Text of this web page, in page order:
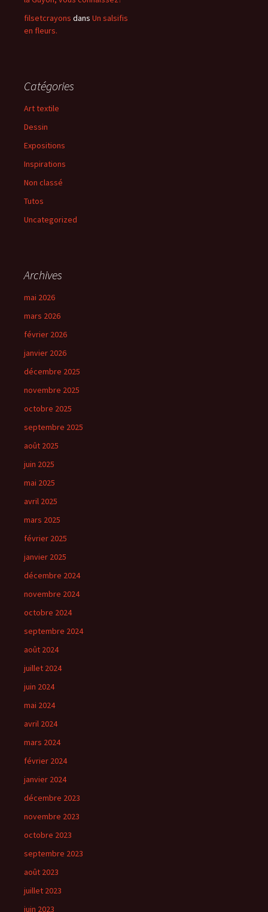
filsetcrayons dans Un salsifis
en fleurs.
Catégories
Art textile
Dessin
Expositions
Inspirations
Non classé
Tutos
Uncategorized
Archives
mai 2026
mars 2026
février 2026
janvier 2026
décembre 2025
novembre 2025
octobre 2025
septembre 2025
août 2025
juin 2025
mai 2025
avril 2025
mars 2025
février 2025
janvier 2025
décembre 2024
novembre 2024
octobre 2024
septembre 2024
août 2024
juillet 2024
juin 2024
mai 2024
avril 2024
mars 2024
février 2024
janvier 2024
décembre 2023
novembre 2023
octobre 2023
septembre 2023
août 2023
juillet 2023
juin 2023